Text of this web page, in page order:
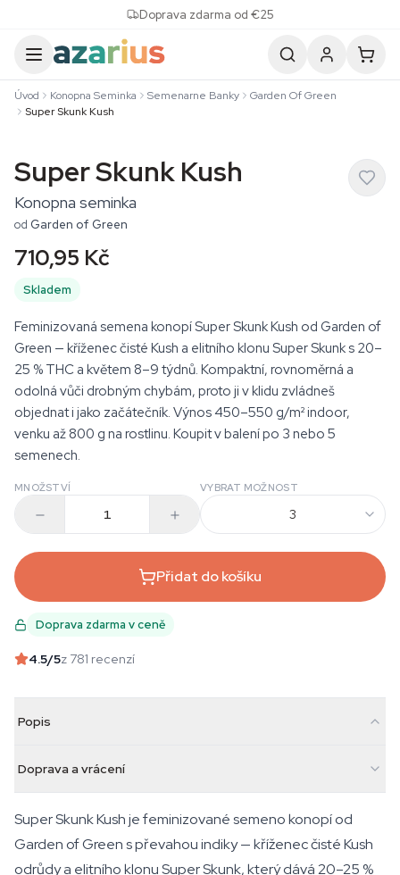
Doprava zdarma od €25
Úvod Konopna Seminka Semenarne Banky
Garden Of Green
Super Skunk Kush
Super Skunk Kush
Konopna seminka
od Garden of Green
710,95 Kč
Skladem
Feminizovaná semena konopí Super Skunk Kush od Garden of
Green — kříženec čisté Kush a elitního klonu Super Skunk s 20–
25 % THC a květem 8–9 týdnů. Kompaktní, rovnoměrná a
odolná vůči drobným chybám, proto ji v klidu zvládneš
objednat i jako začátečník. Výnos 450–550 g/m² indoor,
venku až 800 g na rostlinu. Koupit v balení po 3 nebo 5
semenech.
MNOŽSTVÍ VYBRAT MOŽNOST
3
Přidat do košíku
Doprava zdarma v ceně
4.5/5z 781 recenzí
Popis
Doprava a vrácení
Super Skunk Kush je feminizované semeno konopí od
Garden of Green s převahou indiky — kříženec čisté Kush
odrůdy a elitního klonu Super Skunk, který dává 20–25 %